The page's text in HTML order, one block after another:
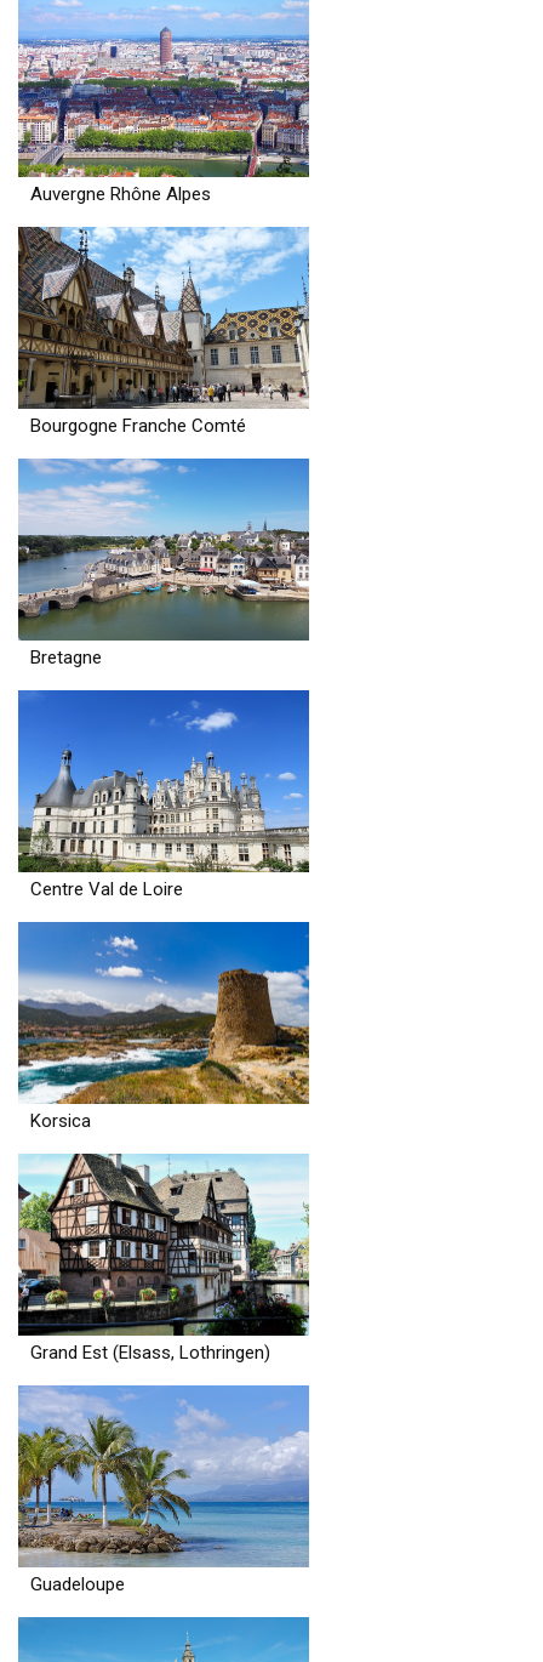
Auvergne Rhône Alpes
Bourgogne Franche Comté
Bretagne
Centre Val de Loire
Korsica
Grand Est (Elsass, Lothringen)
Guadeloupe